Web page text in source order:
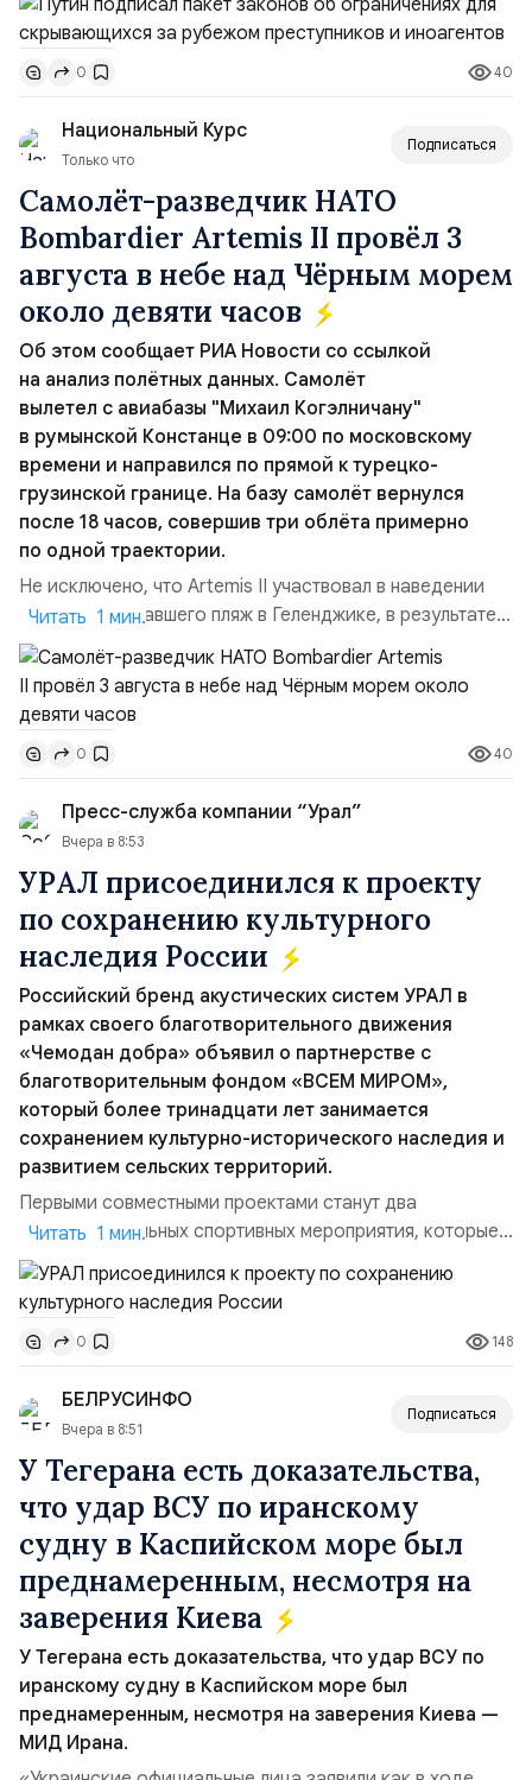
водительских прав; Запрет регистрации транспортных
средств и на заключение сделок по доверенности;
Отказ в заключении кредитного договора,
предоставлении государственных и муниципальных
услу...
0 40
Национальный Курс
Только что
Подписаться
Самолёт-разведчик НАТО
Bombardier Artemis II провёл 3
августа в небе над Чёрным морем
около девяти часов
Об этом сообщает РИА Новости со ссылкой
на анализ полётных данных. Самолёт
вылетел с авиабазы "Михаил Когэлничану"
в румынской Констанце в 09:00 по московскому
времени и направился по прямой к турецко-
грузинской границе. На базу самолёт вернулся
после 18 часов, совершив три облёта примерно
по одной траектории.
Не исключено, что Artemis II участвовал в наведении
дрона, атаковавшего пляж в Геленджике, в результате
чего погибло 7 человек, включая троих детей. Позже
турецкая газета Cumhuriyet сообщила об атаке
украинских дронов в Чёрном море на ️судно Nadezhda
под флагом Камеруна, перевозившее из турецкого
порта Самсун в Новороссийск свежие овощи и фрукты.
Ранены...
Читать 1 мин.
0 40
Пресс-служба компании “Урал”
Вчера в 8:53
УРАЛ присоединился к проекту
по сохранению культурного
наследия России
Российский бренд акустических систем УРАЛ в
рамках своего благотворительного движения
«Чемодан добра» объявил о партнерстве с
благотворительным фондом «ВСЕМ МИРОМ»,
который более тринадцати лет занимается
сохранением культурно-исторического наследия и
развитием сельских территорий.
Первыми совместными проектами станут два
благотворительных спортивных мероприятия, которые
пройдут в августе в Ивановской области и объединят
жителей региона, волонтеров и участников со всей
страны. Для УРАЛ это продолжение философии
бренда, основанной на развитии российского
производства и продвижении русского звука.
Компания убеждена, что уважение к с...
Читать 1 мин.
0 148
БЕЛРУСИНФО
Вчера в 8:51
Подписаться
У Тегерана есть доказательства,
что удар ВСУ по иранскому
судну в Каспийском море был
преднамеренным, несмотря на
заверения Киева
У Тегерана есть доказательства, что удар ВСУ по
иранскому судну в Каспийском море был
преднамеренным, несмотря на заверения Киева —
МИД Ирана.